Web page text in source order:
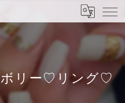
ボリー♡リング♡